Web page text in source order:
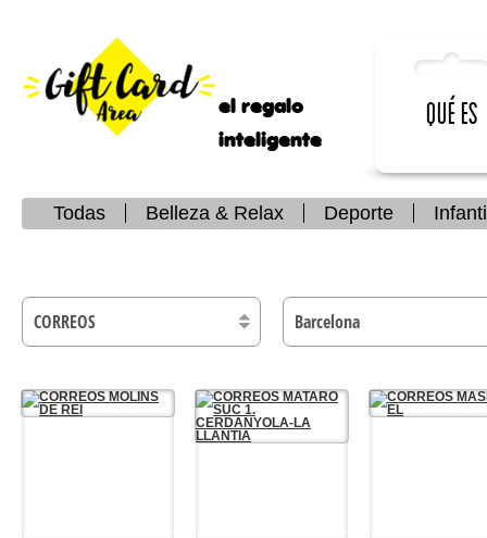
el regalo
inteligente
Qué es
Todas Belleza & Relax Deporte